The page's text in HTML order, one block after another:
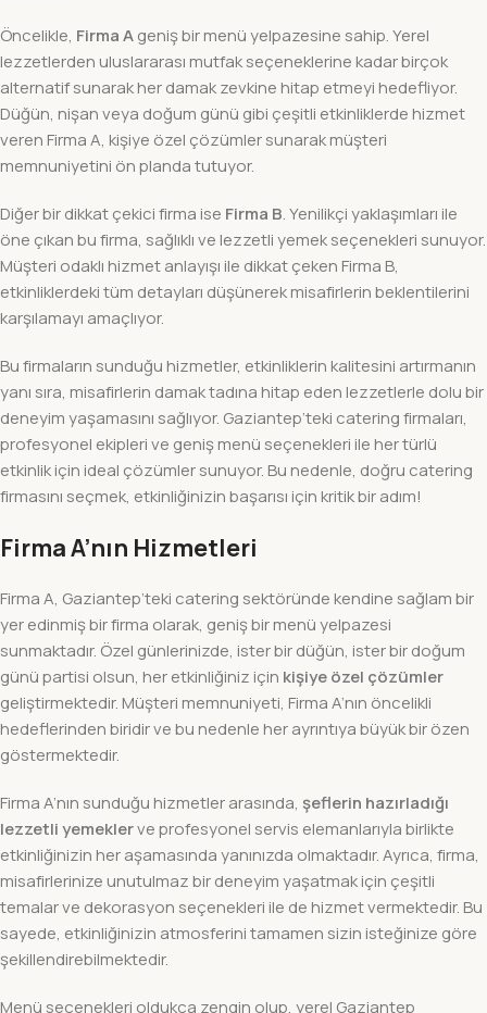
Öncelikle, Firma Ageniş bir menü yelpazesine sahip. Yerel
lezzetlerden uluslararası mutfak seçeneklerine kadar birçok
alternatif sunarak her damak zevkine hitap etmeyi hedefliyor.
Düğün, nişan veya doğum günü gibi çeşitli etkinliklerde hizmet
veren Firma A, kişiye özel çözümler sunarak müşteri
memnuniyetini ön planda tutuyor.
Diğer bir dikkat çekici firma ise Firma B. Yenilikçi yaklaşımları ile
öne çıkan bu firma, sağlıklı ve lezzetli yemek seçenekleri sunuyor.
Müşteri odaklı hizmet anlayışı ile dikkat çeken Firma B,
etkinliklerdeki tüm detayları düşünerek misafirlerin beklentilerini
karşılamayı amaçlıyor.
Bu firmaların sunduğu hizmetler, etkinliklerin kalitesini artırmanın
yanı sıra, misafirlerin damak tadına hitap eden lezzetlerle dolu bir
deneyim yaşamasını sağlıyor. Gaziantep’teki catering firmaları,
profesyonel ekipleri ve geniş menü seçenekleri ile her türlü
etkinlik için ideal çözümler sunuyor. Bu nedenle, doğru catering
firmasını seçmek, etkinliğinizin başarısı için kritik bir adım!
Firma A’nın Hizmetleri
Firma A, Gaziantep’teki catering sektöründe kendine sağlam bir
yer edinmiş bir firma olarak, geniş bir menü yelpazesi
sunmaktadır. Özel günlerinizde, ister bir düğün, ister bir doğum
günü partisi olsun, her etkinliğiniz için kişiye özel çözümler
geliştirmektedir. Müşteri memnuniyeti, Firma A’nın öncelikli
hedeflerinden biridir ve bu nedenle her ayrıntıya büyük bir özen
göstermektedir.
Firma A’nın sunduğu hizmetler arasında, şeflerin hazırladığı
lezzetli yemeklerve profesyonel servis elemanlarıyla birlikte
etkinliğinizin her aşamasında yanınızda olmaktadır. Ayrıca, firma,
misafirlerinize unutulmaz bir deneyim yaşatmak için çeşitli
temalar ve dekorasyon seçenekleri ile de hizmet vermektedir. Bu
sayede, etkinliğinizin atmosferini tamamen sizin isteğinize göre
şekillendirebilmektedir.
Menü seçenekleri oldukça zengin olup, yerel Gaziantep